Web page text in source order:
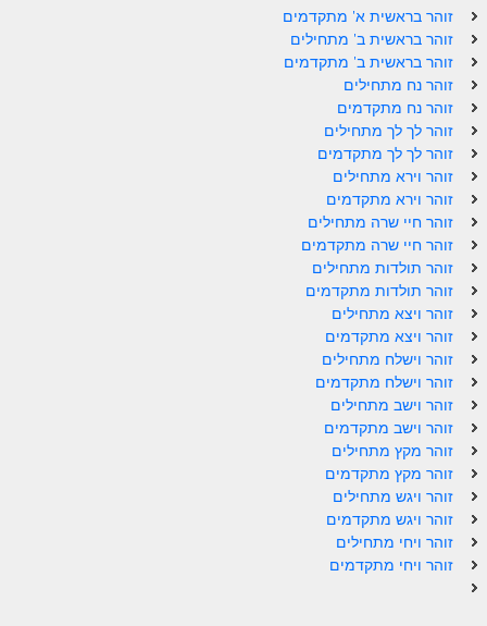
זוהר וילך מתקדמים
שידור חי
תגיות ונושאים
אודות האתר
אודות אתר הזוהר היומי
אודות בית מדרש הסולם
ספר הזוהר
גדולי ישראל על הזוהר
אפליקציית ספר הזוהר הקדוש
תרומות
לאתר הבית
הרב אדם סיני
זוהר בראשית א' מתקדמים
זוהר בראשית ב' מתחילים
זוהר בראשית ב' מתקדמים
זוהר נח מתחילים
זוהר נח מתקדמים
זוהר לך לך מתחילים
זוהר לך לך מתקדמים
זוהר וירא מתחילים
זוהר וירא מתקדמים
זוהר חיי שרה מתחילים
זוהר חיי שרה מתקדמים
זוהר תולדות מתחילים
זוהר תולדות מתקדמים
זוהר ויצא מתחילים
זוהר ויצא מתקדמים
זוהר וישלח מתחילים
זוהר וישלח מתקדמים
זוהר וישב מתחילים
זוהר וישב מתקדמים
זוהר מקץ מתחילים
זוהר מקץ מתקדמים
זוהר ויגש מתחילים
זוהר ויגש מתקדמים
זוהר ויחי מתחילים
זוהר ויחי מתקדמים